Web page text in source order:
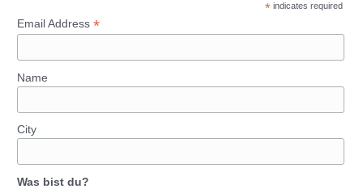
* indicates required
Email Address *
Name
City
Was bist du?